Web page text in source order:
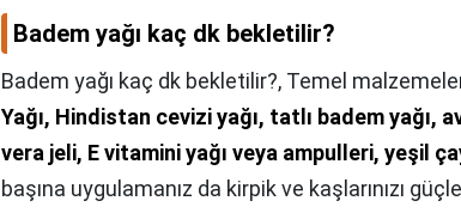
Badem yağı kaç dk bekletilir?
Badem yağı kaç dk bekletilir?, Temel
Yağı, Hindistan cevizi yağı, tatlı badem yağı,
vera jeli, E vitamini yağı veya ampulleri, yeşil
başına uygulamanız da kirpik ve kaşlarınızı